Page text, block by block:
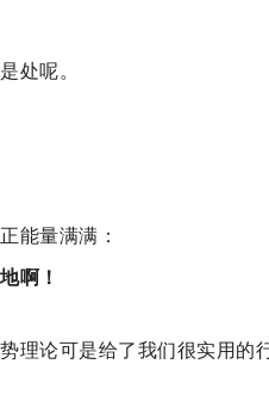
处呢。
能量满满：
啊！
理论可是给了我们很实用的